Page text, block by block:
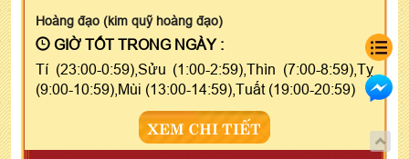
Hoàng đạo (kim quỹ hoàng đạo)
GIỜ TỐT TRONG NGÀY :
Tí (23:00-0:59),Sửu (1:00-2:59),Thìn (7:00-8:59),Tỵ
(9:00-10:59),Mùi (13:00-14:59),Tuất (19:00-20:59)
XEM CHI TIẾT